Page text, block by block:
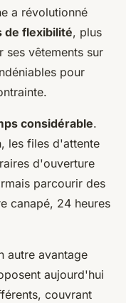
a révolutionné
de flexibilité, plus
vêtements sur
pour
considérable.
les files d'attente
d'ouverture
parcourir des
canapé, 24 heures
autre avantage
aujourd'hui
couvrant